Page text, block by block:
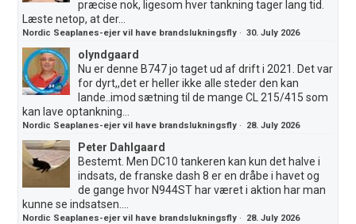
præcise nok, ligesom hver tankning tager lang tid.
Læste netop, at der...
Nordic Seaplanes-ejer vil have brandslukningsfly ·30. July 2026
olyndgaard
Nu er denne B747 jo taget ud af drift i 2021. Det var
for dyrt,,det er heller ikke alle steder den kan
lande..imod sætning til de mange CL 215/415 som
kan lave optankning...
Nordic Seaplanes-ejer vil have brandslukningsfly · 28. July 2026
Peter Dahlgaard
Bestemt. Men DC10 tankeren kan kun det halve i
indsats, de franske dash 8 er en dråbe i havet og
de gange hvor N944ST har været i aktion har man
kunne se indsatsen....
Nordic Seaplanes-ejer vil have brandslukningsfly · 28. July 2026